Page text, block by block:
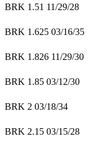
BRK 1.51 11/29/28
BRK 1.625 03/16/35
BRK 1.826 11/29/30
BRK 1.85 03/12/30
BRK 2 03/18/34
BRK 2.15 03/15/28